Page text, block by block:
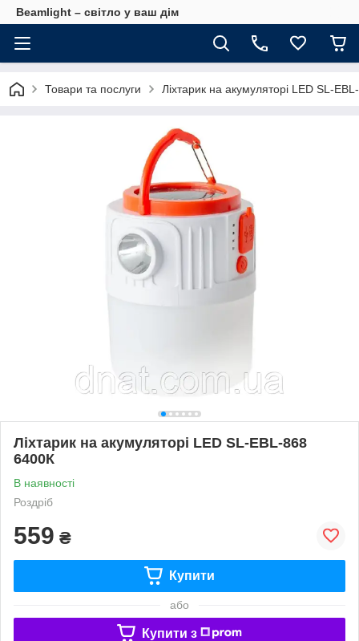
Beamlight – світло у ваш дім
Товари та послуги Ліхтарик на акумуляторі LED SL-
Ліхтарик на акумуляторі LED SL-EBL-868
6400К
В наявності
Роздріб
559 ₴
Купити
або
Купити з